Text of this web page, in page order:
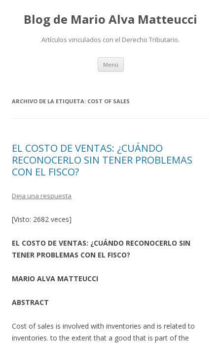
Blog de Mario Alva Matteucci
Artículos vinculados con el Derecho Tributario.
Menú Ir
contenido
ARCHIVO DE LA ETIQUETA: COST OF SALES
EL COSTO DE VENTAS: ¿CUÁNDO
RECONOCERLO SIN TENER PROBLEMAS
CON EL FISCO?
Deja una respuesta
[Visto: 2682 veces]
EL COSTO DE VENTAS: ¿CUÁNDO RECONOCERLO SIN
TENER PROBLEMAS CON EL FISCO?
MARIO ALVA MATTEUCCI
ABSTRACT
Cost of sales is involved with inventories and is related to
inventories. to the extent that a good that is part of the